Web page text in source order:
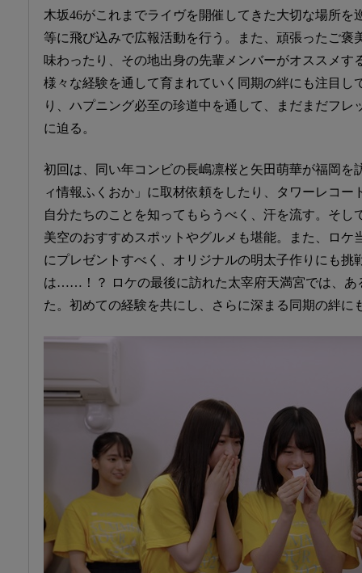
木坂46がこれまでライヴを開催してきた大切な場所を
等に飛び込みで広報活動を行う。また、頑張ったご褒
味わったり、その地出身の先輩メンバーがオススメす
様々な経験を通して育まれていく同期の絆にも注目し
り、ハプニング必至の珍道中を通して、まだまだフレ
に迫る。
初回は、同い年コンビの長嶋凛桜と矢田萌華が福岡を
ィ情報ふくおか」に取材依頼をしたり、タワーレコー
自分たちのことを知ってもらうべく、汗を流す。そし
美空のおすすめスポットやグルメも堪能。また、ロケ
にプレゼントすべく、オリジナルの明太子作りにも挑
は……！？ ロケの最後に訪れた太宰府天満宮では、あ
た。初めての経験を共にし、さらに深まる同期の絆に